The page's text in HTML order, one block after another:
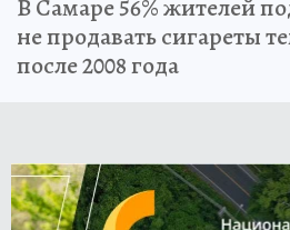
В Самаре 56% жителей
не продавать сигареты
после 2008 года